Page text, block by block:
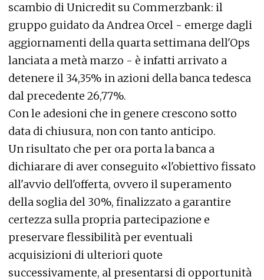
scambio di Unicredit su Commerzbank: il
gruppo guidato da Andrea Orcel - emerge dagli
aggiornamenti della quarta settimana dell'Ops
lanciata a metà marzo - è infatti arrivato a
detenere il 34,35% in azioni della banca tedesca
dal precedente 26,77%.
Con le adesioni che in genere crescono sotto
data di chiusura, non con tanto anticipo.
Un risultato che per ora porta la banca a
dichiarare di aver conseguito «l'obiettivo fissato
all'avvio dell'offerta, ovvero il superamento
della soglia del 30%, finalizzato a garantire
certezza sulla propria partecipazione e
preservare flessibilità per eventuali
acquisizioni di ulteriori quote
successivamente, al presentarsi di opportunità